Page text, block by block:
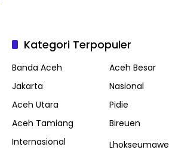
Kategori Terpopuler
Banda Aceh
Aceh Besar
Jakarta
Nasional
Aceh Utara
Pidie
Aceh Tamiang
Bireuen
Internasional
Lhokseumawe